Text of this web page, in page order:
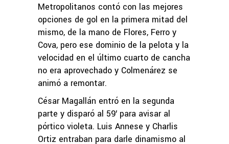
Metropolitanos contó con las mejores
opciones de gol en la primera mitad del
mismo, de la mano de Flores, Ferro y
Cova, pero ese dominio de la pelota y la
velocidad en el último cuarto de cancha
no era aprovechado y Colmenárez se
animó a remontar.
César Magallán entró en la segunda
parte y disparó al 59′ para avisar al
pórtico violeta. Luis Annese y Charlis
Ortiz entraban para darle dinamismo al